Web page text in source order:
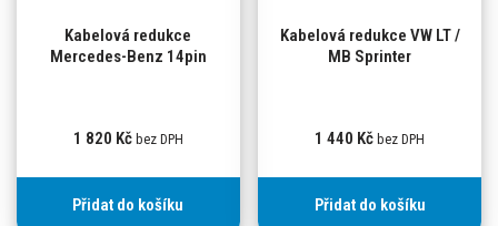
Kabelová redukce
Mercedes-Benz 14pin
1 820 Kč bez DPH
Přidat do košíku
Kabelová redukce VW LT /
MB Sprinter
1 440 Kč bez DPH
Přidat do košíku